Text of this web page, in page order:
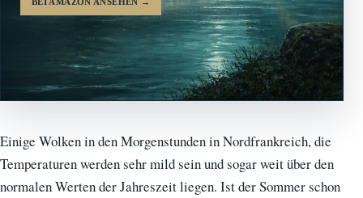
BEI AMAZON ANSEHEN →
Einige Wolken in den Morgenstunden in Nordfrankreich, die
Temperaturen werden sehr mild sein und sogar weit über den
normalen Werten der Jahreszeit liegen. Ist der Sommer schon